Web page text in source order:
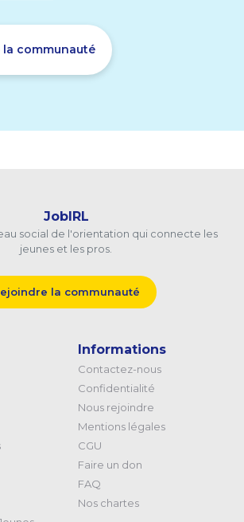
la communauté
JobIRL
social de l'orientation qui connecte les
jeunes et les pros.
la communauté
Informations
Contactez-nous
Confidentialité
Nous rejoindre
Mentions légales
CGU
Faire un don
FAQ
Nos chartes